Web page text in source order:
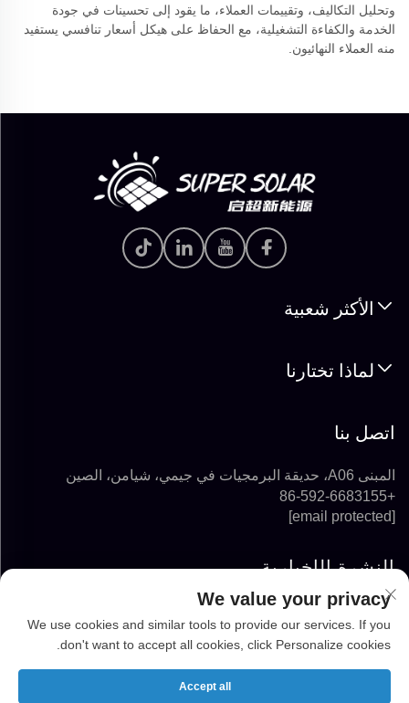
وتحليل التكاليف، وتقييمات العملاء، ما يقود إلى تحسينات في جودة
الخدمة والكفاءة التشغيلية، مع الحفاظ على هيكل أسعار تنافسي يستفيد
منه العملاء النهائيون.
الأكثر شعبية
لماذا تختارنا
اتصل بنا
المبنى A06، حديقة البرمجيات في جيمي، شيامن، الصين
+86-592-6683155
[email protected]
النشرة الإخبارية
اشترك
We value your privacy
We use cookies and similar tools to provide our services. If you
don't want to accept all cookies, click Personalize cookies.
Accept all